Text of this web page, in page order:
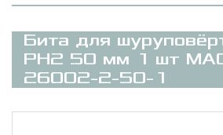
Бита для
PH2 50 мм 1 шт
26002-2-50-1